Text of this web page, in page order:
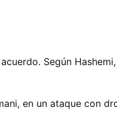
Según
en un ataque con